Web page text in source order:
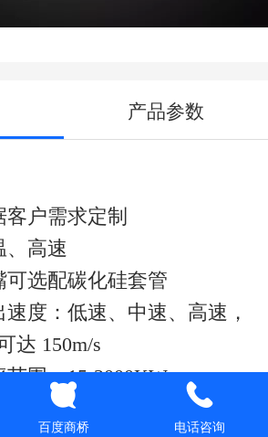
产品参数
客户需求定制
、高速
可选配碳化硅套管
速度：低速、中速、高速，
达 150m/s
范围：15-2000KW
燃烧使得污染物排放水平极
百度商桥 电话咨询